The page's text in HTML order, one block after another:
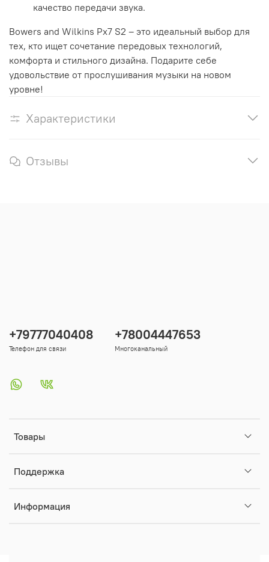
качество передачи звука.
Bowers and Wilkins Px7 S2 – это идеальный выбор для
тех, кто ищет сочетание передовых технологий,
комфорта и стильного дизайна. Подарите себе
удовольствие от прослушивания музыки на новом
уровне!
Характеристики
Отзывы
Товары
Поддержка
Информация
+79777040408
Телефон для связи
+78004447653
Многоканальный